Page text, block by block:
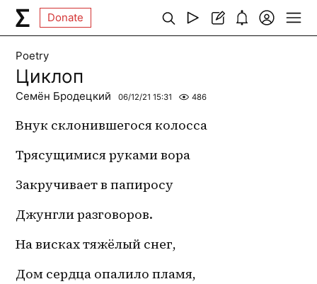
Donate
Poetry
Циклоп
Семён Бродецкий 06/12/21 15:31 486
Внук склонившегося колосса
Трясущимися руками вора
Закручивает в папиросу
Джунгли разговоров.
На висках тяжёлый снег,
Дом сердца опалило пламя,